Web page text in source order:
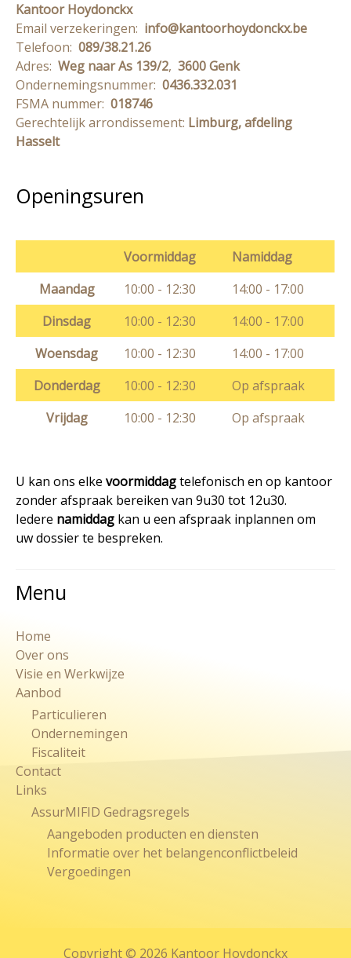
Kantoor Hoydonckx
Email verzekeringen: info@kantoorhoydonckx.be
Telefoon: 089/38.21.26
Adres: Weg naar As 139/2, 3600 Genk
Ondernemingsnummer: 0436.332.031
FSMA nummer: 018746
Gerechtelijk arrondissement: Limburg, afdeling
Hasselt
Openingsuren
Voormiddag
Namiddag
Maandag
10:00 - 12:30
14:00 - 17:00
Dinsdag
10:00 - 12:30
14:00 - 17:00
Woensdag
10:00 - 12:30
14:00 - 17:00
Donderdag
10:00 - 12:30
Op afspraak
Vrijdag
10:00 - 12:30 Op afspraak
U kan ons elke voormiddagtelefonisch en op kantoor
zonder afspraak bereiken van 9u30 tot 12u30.
Iedere namiddag kan u een afspraak inplannen om
uw dossier te bespreken.
Menu
Home
Over ons
Visie en Werkwijze
Aanbod
Particulieren
Ondernemingen
Fiscaliteit
Contact
Links
AssurMIFID Gedragsregels
Aangeboden producten en diensten
Informatie over het belangenconflictbeleid
Vergoedingen
Copyright © 2026 Kantoor Hoydonckx